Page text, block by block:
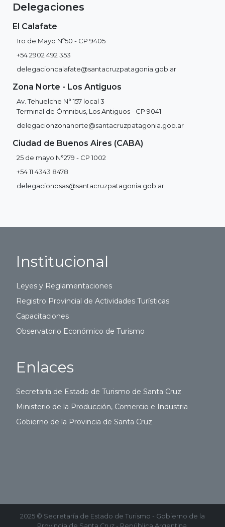
Delegaciones
El Calafate
1ro de Mayo Nº50 - CP 9405
+54 2902 492 353
delegacioncalafate@santacruzpatagonia.gob.ar
Zona Norte - Los Antiguos
Av. Tehuelche N° 157 local 3
Terminal de Ómnibus, Los Antiguos - CP 9041
delegacionzonanorte@santacruzpatagonia.gob.ar
Ciudad de Buenos Aires (CABA)
25 de mayo N°279 - CP 1002
+54 11 4343 8478
delegacionbsas@santacruzpatagonia.gob.ar
Institucional
Leyes y Reglamentaciones
Registro Provincial de Actividades Turísticas
Capacitaciones
Observatorio Económico de Turismo
Enlaces
Secretaría de Estado de Turismo de Santa Cruz
Ministerio de la Producción, Comercio e Industria
Gobierno de la Provincia de Santa Cruz
2025 © Secretaría de Estado de Turismo - Gobierno de la